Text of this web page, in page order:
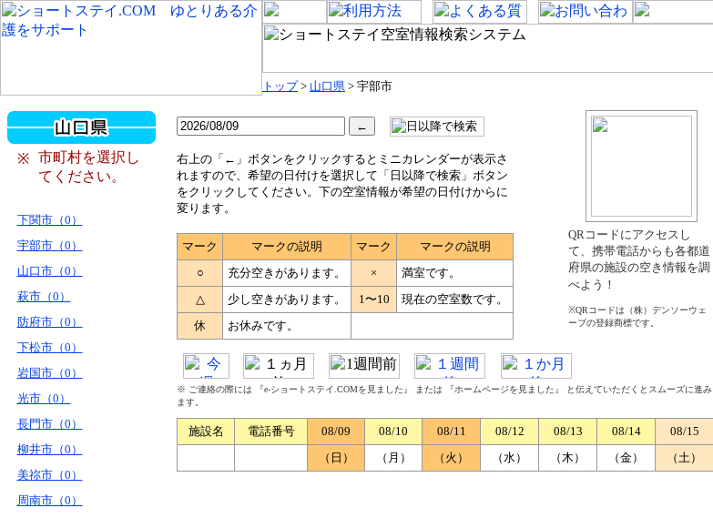
トップ> 山口県 > 宇部市
※
市町村を選択し
てください。
下関市（0）
宇部市（0）
山口市（0）
萩市（0）
防府市（0）
下松市（0）
岩国市（0）
光市（0）
長門市（0）
柳井市（0）
美祢市（0）
周南市（0）
右上の「←」ボタンをクリックするとミニカレンダーが表示さ
れますので、希望の日付けを選択して「日以降で検索」ボタン
をクリックしてください。下の空室情報が希望の日付けからに
変ります。
マーク マークの説明 マーク
マークの説明
○
充分空きがあります。 ×
満室です。
△
少し空きがあります。 1〜10
現在の空室数です。
休
お休みです。
QRコードにアクセスし
て、携帯電話からも各都道
府県の施設の空き情報を調
べよう！
※QRコードは（株）デンソーウェ
ーブの登録商標です。
※ ご連絡の際には 『e-ショートステイ.COMを見ました』 または 『ホームページを見ました』 と伝えていただくとスムーズに進み
ます。
施設名 電話番号 08/09 08/10 08/11 08/12 08/13 08/14
08/15
（日）
（月） （火） （水） （木） （金） （土）